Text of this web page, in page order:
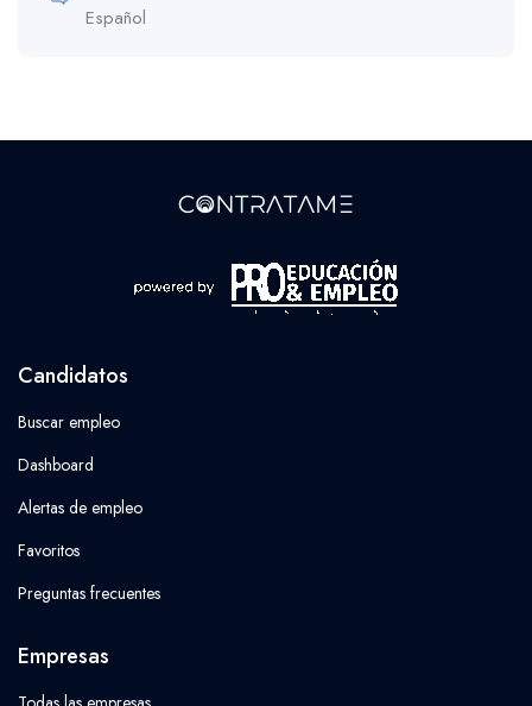
Español
Candidatos
Buscar empleo
Dashboard
Alertas de empleo
Favoritos
Preguntas frecuentes
Empresas